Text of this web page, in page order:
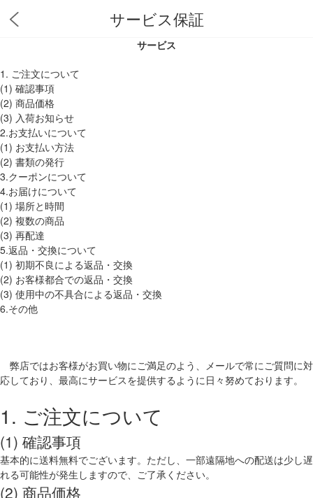
サービス保証
サービス
1. ご注文について
(1) 確認事項
(2) 商品価格
(3) 入荷お知らせ
2.お支払いについて
(1) お支払い方法
(2) 書類の発行
3.クーポンについて
4.お届けについて
(1) 場所と時間
(2) 複数の商品
(3) 再配達
5.返品・交換について
(1) 初期不良による返品・交換
(2) お客様都合での返品・交換
(3) 使用中の不具合による返品・交換
6.その他
弊店ではお客様がお買い物にご満足のよう、メールで常にご質問に対
応しており、最高にサービスを提供するように日々努めております。
1. ご注文について
(1) 確認事項
基本的に送料無料でございます。ただし、一部遠隔地への配送は少し遅
れる可能性が発生しますので、ご了承ください。
(2) 商品価格